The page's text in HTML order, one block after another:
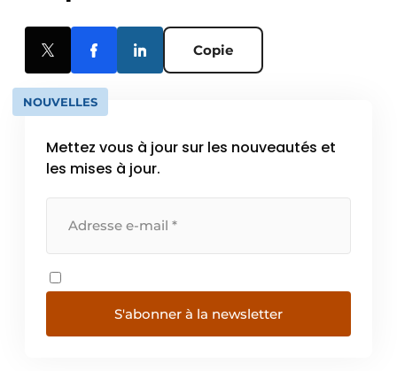
Copie
NOUVELLES
Mettez vous à jour sur les nouveautés et
les mises à jour.
S'abonner à la newsletter